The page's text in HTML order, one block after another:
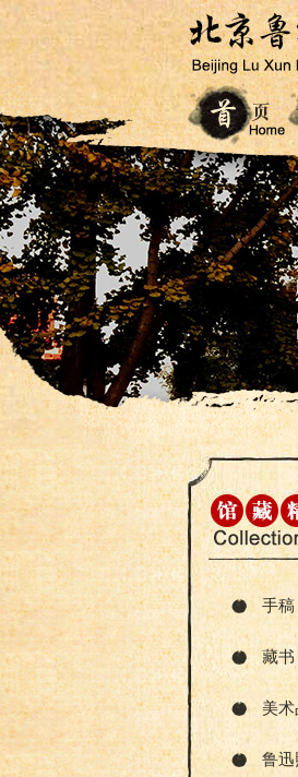
手稿
藏书
美术
鲁